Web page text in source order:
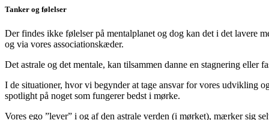
Tanker og følelser
Der findes ikke følelser på mentalplanet og dog kan det i det lavere
og via vores associationskæder.
Det astrale og det mentale, kan tilsammen danne en stagnering eller
I de situationer, hvor vi begynder at tage ansvar for vores udvikling
spotlight på noget som fungerer bedst i mørke.
Vores ego ”lever” i og af den astrale verden (i mørket), mærker sig